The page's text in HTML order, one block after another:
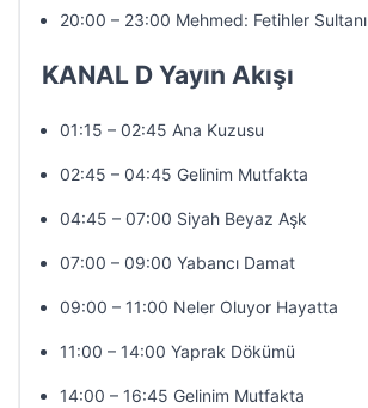
20:00 – 23:00 Mehmed: Fetihler Sultanı
KANAL D Yayın Akışı
01:15 – 02:45 Ana Kuzusu
02:45 – 04:45 Gelinim Mutfakta
04:45 – 07:00 Siyah Beyaz Aşk
07:00 – 09:00 Yabancı Damat
09:00 – 11:00 Neler Oluyor Hayatta
11:00 – 14:00 Yaprak Dökümü
14:00 – 16:45 Gelinim Mutfakta